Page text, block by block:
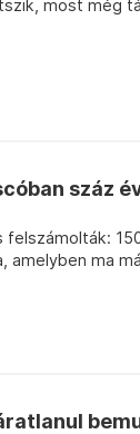
most még
száz
amelyben ma